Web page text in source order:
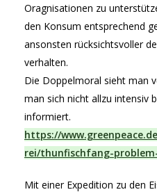
Oragnisationen zu
den Konsum entsprechend
ansonsten rücksichtsvoller
verhalten.
Die Doppelmoral sieht man
man sich nicht allzu intensiv
informiert.
https://
rei/thunfischfang-
Mit einer Expedition zu den